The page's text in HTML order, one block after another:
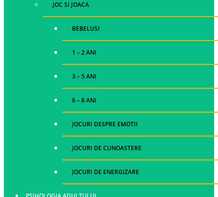
JOC SI JOACA
BEBELUSI
1 – 2 ANI
3 – 5 ANI
6 – 8 ANI
JOCURI DESPRE EMOTII
JOCURI DE CUNOASTERE
JOCURI DE ENERGIZARE